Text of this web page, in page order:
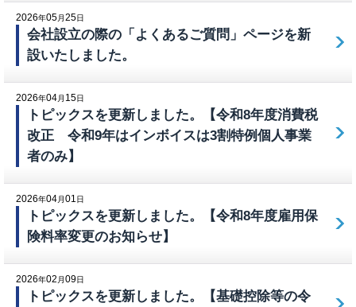
2026年05月25日
会社設立の際の「よくあるご質問」ページを新
設いたしました。
2026年04月 15日
トピックスを更新しました。【令和8年度消費税
改正 令和9年はインボイスは3割特例個人事業
者のみ】
2026年04月01 日
トピックスを更新しました。【令和8年度雇用保
険料率変更のお知らせ】
2026年02 月09日
トピックスを更新しました。【基礎控除等の令